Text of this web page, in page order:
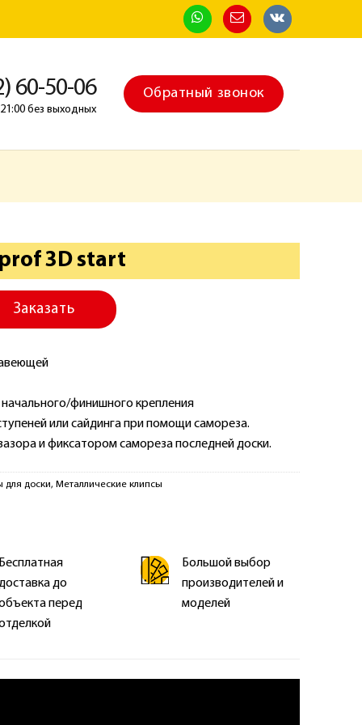
60-50-06
без выходных
Обратный звонок
prof 3D start
Заказать
финишного крепления
или сайдинга при помощи самореза.
и фиксатором самореза последней доски.
для доски, Металлические клипсы
до
перед
Большой выбор
производителей и
моделей